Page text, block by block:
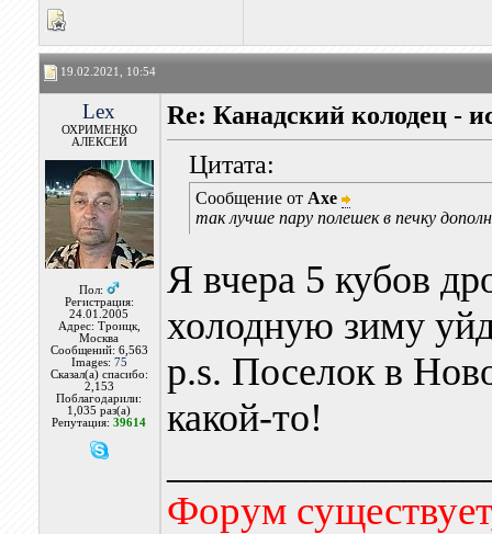
19.02.2021, 10:54
Lex
ОХРИМЕНКО
АЛЕКСЕЙ
Пол:
Регистрация:
24.01.2005
Адрес: Троицк,
Москва
Сообщений: 6,563
Images: 75
Сказал(а) спасибо:
2,153
Поблагодарили:
1,035 раз(а)
Репутация:39614
Re: Канадский колодец -
Цитата:
Сообщение от Axe
так лучше пару полешек в печку
Я вчера 5 кубов
холодную зиму
p.s. Поселок в
какой-то!
Форум